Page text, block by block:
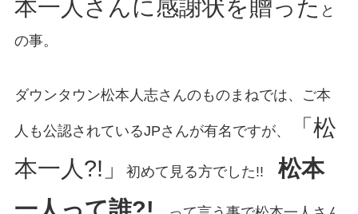
本一人さんに感謝状を贈った と
の事。
ダウンタウン松本人志さんのものまねでは、ご本
人も公認されているJPさんが有名ですが、
「松
本一人?!」
初めて見る方でした!! 松本